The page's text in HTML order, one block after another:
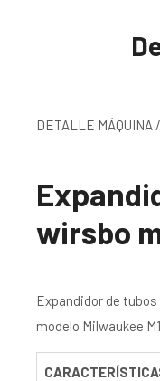
DETALLE MÁQUINA
wirsbo
Expandidor de
modelo Milwaukee